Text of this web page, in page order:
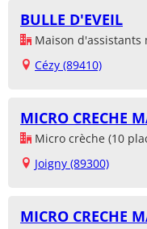
BULLE D'EVEIL
Maison d'assistants
Cézy (89410)
MICRO CRECHE
Micro crèche (10
Joigny (89300)
MICRO CRECHE